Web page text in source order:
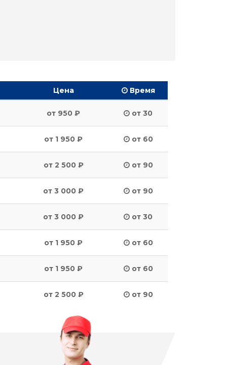
Цена Время
от 950 ₽ от 30
от 1 950 ₽ от 60
от 2 500 ₽ от 90
от 3 000 ₽ от 90
от 3 000 ₽ от 30
от 1 950 ₽ от 60
от 1 950 ₽ от 60
от 2 500 ₽ от 90